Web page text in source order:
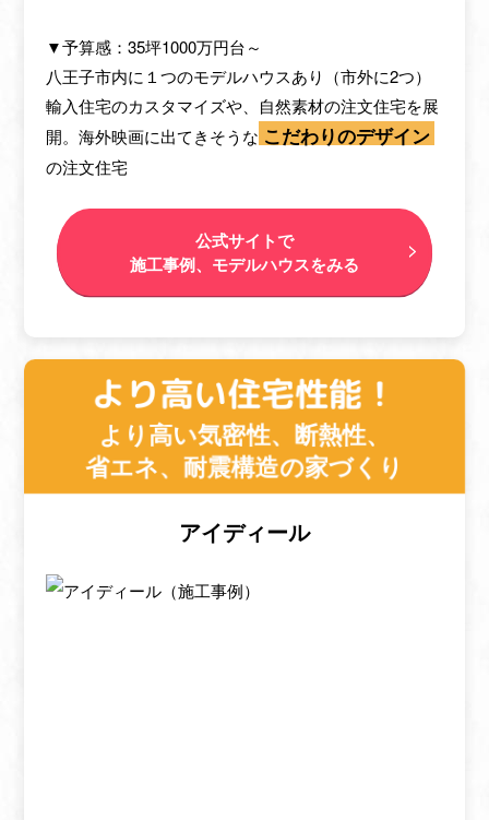
▼予算感：35坪1000万円台～
八王子市内に１つのモデルハウスあり（市外に2つ）
輸入住宅のカスタマイズや、自然素材の注文住宅を展
開。海外映画に出てきそうな こだわりのデザイン
の注文住宅
公式サイトで
施工事例、モデルハウスをみる
より高い住宅性能！
より高い気密性、断熱性、
省エネ、耐震構造の家づくり
アイディール